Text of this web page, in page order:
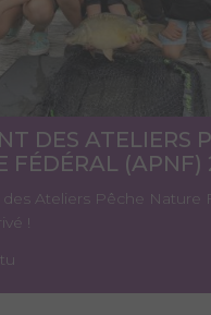
DES ATELIERS
FÉDÉRAL (APNF)
Ateliers Pêche Nature
!